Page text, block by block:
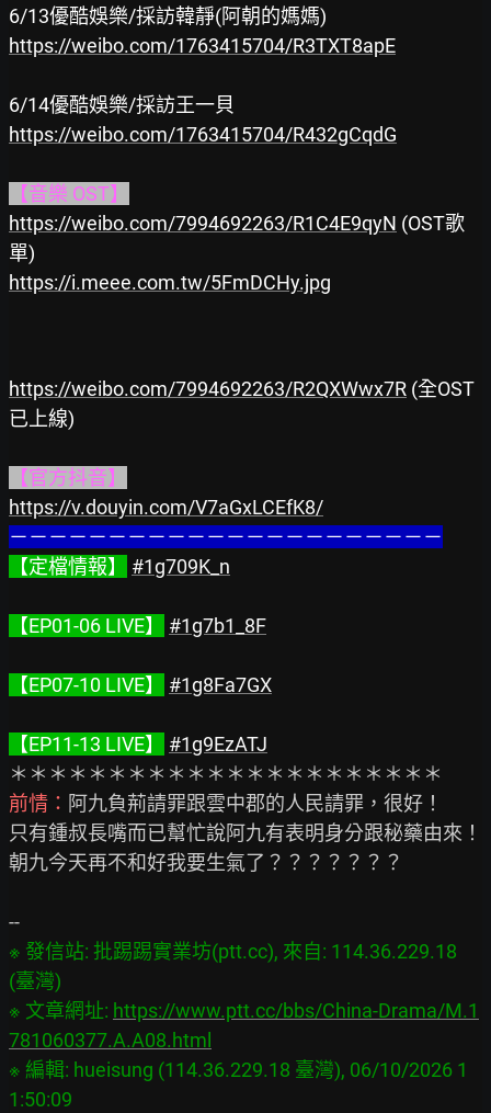
https://weibo.com/1763415704/R3TXT8apE
https://weibo.com/1763415704/R432gCqdG
【音樂 OST】
https://weibo.com/7994692263/R1C4E9qyN (OST歌
https://i.meee.com.tw/5FmDCHy.jpg
https://weibo.com/7994692263/R2QXWwx7R (全OST
已上線)
【官方抖音】
https://v.douyin.com/V7aGxLCEfK8/
－－－－－－－－－－－－－－－－－－－－－－
【定檔情報】
#1g709K_n
【EP01-06 LIVE】 #1g7b1_8F
【EP07-10 LIVE】 #1g8Fa7GX
【EP11-13 LIVE】
#1g9EzATJ
前情： 阿九負荊請罪跟雲中郡的人民請罪，很好！
只有鍾叔長嘴而已幫忙說阿九有表明身分跟秘藥由來！
朝九今天再不和好我要生氣了？？？？？？？
※ 發信站: 批踢踢實業坊(ptt.cc), 來自: 114.36.229.18
(臺灣)
※ 文章網址: https://www.ptt.cc/bbs/China-Drama/M.1
781060377.A.A08.html
※ 編輯: hueisung (114.36.229.18 臺灣), 06/10/2026 1